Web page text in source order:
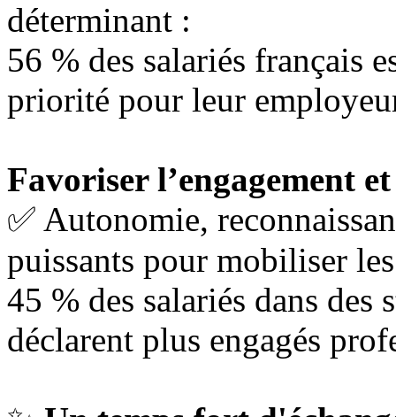
déterminant :
56 % des salariés français
priorité pour leur
Favoriser l’engagement
✅ Autonomie,
puissants pour mobiliser
45 % des salariés dans des
déclarent plus engagés